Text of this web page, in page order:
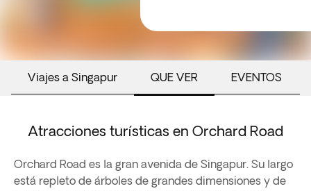
Viajes a Singapur QUE VER EVENTOS
Atracciones turísticas en Orchard Road
Orchard Road es la gran avenida de Singapur. Su largo
está repleto de árboles de grandes dimensiones y de